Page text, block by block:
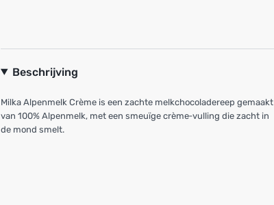
Beschrijving
Milka Alpenmelk Crème is een zachte melkchocoladereep gemaakt
van 100% Alpenmelk, met een smeuïge crème‑vulling die zacht in
de mond smelt.